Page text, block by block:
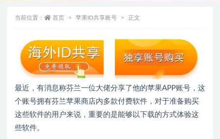
当前位置： 首页 苹果ID共享账号 正文
最近，有消息称芬兰一位大佬分享了他的苹果APP账号，这
个账号拥有芬兰苹果商店内多款付费软件，对于准备购买
这些软件的用户来说，重要的是能够以下载的方式体验这
些软件。